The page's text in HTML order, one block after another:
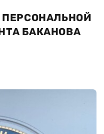
БАКАНОВА